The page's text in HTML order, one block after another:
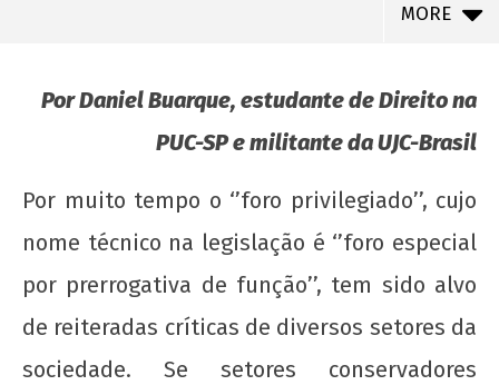
MORE
Por Daniel Buarque, estudante de Direito na
PUC-SP e militante da UJC-Brasil
Por muito tempo o ‘’foro privilegiado’’, cujo
nome técnico na legislação é ‘’foro especial
por prerrogativa de função’’, tem sido alvo
de reiteradas críticas de diversos setores da
sociedade. Se setores conservadores